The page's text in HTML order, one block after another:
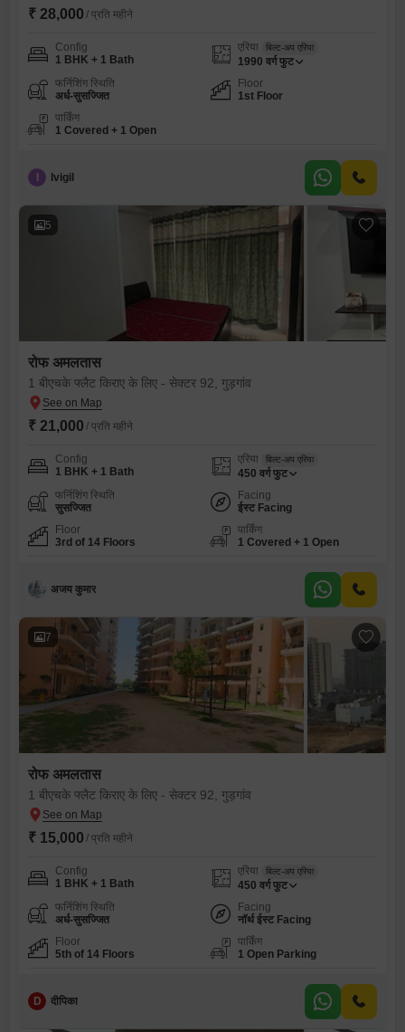
₹ 28,000 / प्रति महीने
Config
1 BHK + 1 Bath
एरिया बिल्ट-अप एरिया
1990 वर्ग फुट
फर्निशिंग स्थिति
अर्ध-सुसज्जित
Floor
1st Floor
पार्किंग
1 Covered + 1 Open
Ivigil
5
रोफ अमलतास
1 बीएचके फ्लैट किराए के लिए - सेक्टर 92, गुड़गांव
₹ 21,000 / प्रति महीने
Config
1 BHK + 1 Bath
एरिया बिल्ट-अप एरिया
450 वर्ग फुट
फर्निशिंग स्थिति
सुसज्जित
Facing
ईस्ट Facing
Floor
3rd of 14 Floors
पार्किंग
1 Covered + 1 Open
अजय कुमार
7
रोफ अमलतास
1 बीएचके फ्लैट किराए के लिए - सेक्टर 92, गुड़गांव
₹ 15,000 / प्रति महीने
Config
1 BHK + 1 Bath
एरिया बिल्ट-अप एरिया
450 वर्ग फुट
फर्निशिंग स्थिति
अर्ध-सुसज्जित
Facing
नॉर्थ ईस्ट Facing
Floor
5th of 14 Floors
पार्किंग
1 Open Parking
D दीपिका